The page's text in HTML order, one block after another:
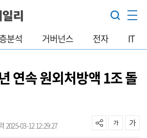
분석 거버넌스 전자 IT
연속 원외처방액 1조 돌
2025-03-12 12:29:27